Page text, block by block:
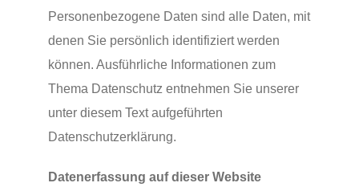
Personenbezogene Daten sind alle Daten, mit
denen Sie persönlich identifiziert werden
können. Ausführliche Informationen zum
Thema Datenschutz entnehmen Sie unserer
unter diesem Text aufgeführten
Datenschutzerklärung.
Datenerfassung auf dieser Website